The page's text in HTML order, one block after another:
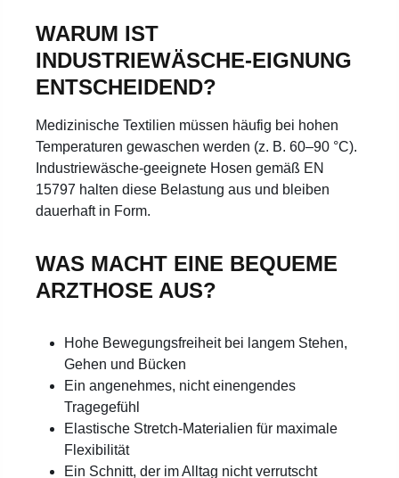
WARUM IST
INDUSTRIEWÄSCHE-EIGNUNG
ENTSCHEIDEND?
Medizinische Textilien müssen häufig bei hohen
Temperaturen gewaschen werden (z. B. 60–90 °C).
Industriewäsche-geeignete Hosen gemäß EN
15797 halten diese Belastung aus und bleiben
dauerhaft in Form.
WAS MACHT EINE BEQUEME
ARZTHOSE AUS?
Hohe Bewegungsfreiheit bei langem Stehen,
Gehen und Bücken
Ein angenehmes, nicht einengendes
Tragegefühl
Elastische Stretch-Materialien für maximale
Flexibilität
Ein Schnitt, der im Alltag nicht verrutscht